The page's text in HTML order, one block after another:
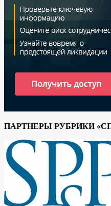
ПАРТНЕРЫ РУБРИКИ